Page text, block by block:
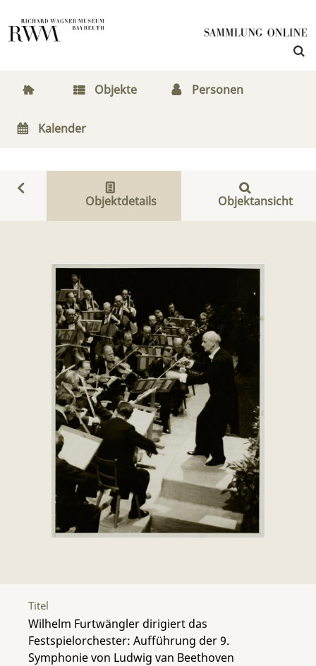
Objekte Personen
Kalender
Objektdetails Objektansicht
Titel
Wilhelm Furtwängler dirigiert das
Festspielorchester: Aufführung der 9.
Symphonie von Ludwig van Beethoven